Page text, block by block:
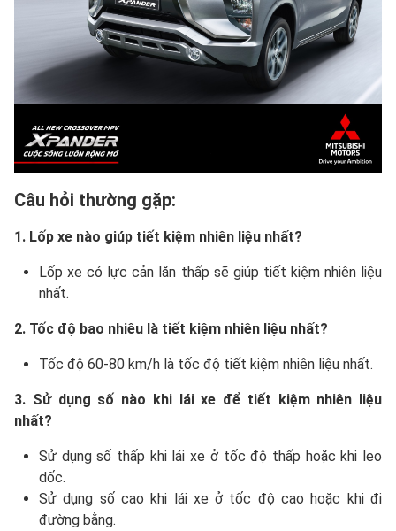
Câu hỏi thường gặp:
1. Lốp xe nào giúp tiết kiệm nhiên liệu nhất?
Lốp xe có lực cản lăn thấp sẽ giúp tiết kiệm nhiên liệu
nhất.
2. Tốc độ bao nhiêu là tiết kiệm nhiên liệu nhất?
Tốc độ 60-80 km/h là tốc độ tiết kiệm nhiên liệu nhất.
3. Sử dụng số nào khi lái xe để tiết kiệm nhiên liệu
nhất?
Sử dụng số thấp khi lái xe ở tốc độ thấp hoặc khi leo
dốc.
Sử dụng số cao khi lái xe ở tốc độ cao hoặc khi đi
đường bằng.